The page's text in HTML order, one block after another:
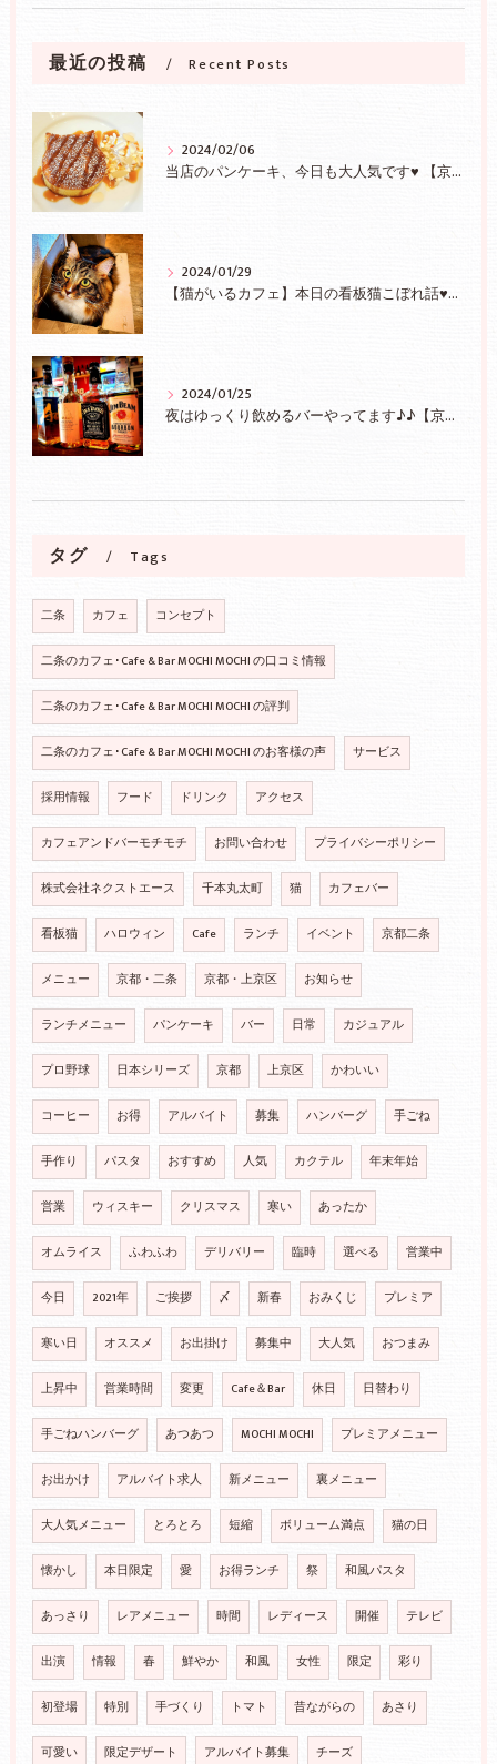
最近の投稿 Recent Posts
2024/02/06
当店のパンケーキ、今日も大人気です♥ 【京都/二条】
2024/01/29
【猫がいるカフェ】本日の看板猫こぼれ話♥【京都/二条】
2024/01/25
夜はゆっくり飲めるバーやってます♪♪【京都/二条】
タグ Tags
二条 カフェ コンセプト
二条のカフェ･Cafe & Bar MOCHI MOCHI の口コミ情報
二条のカフェ･Cafe & Bar MOCHI MOCHI の評判
二条のカフェ･Cafe & Bar MOCHI MOCHI のお客様の声 サービス
採用情報 フード ドリンク アクセス
カフェアンドバーモチモチ お問い合わせ プライバシーポリシー
株式会社ネクストエース 千本丸太町 猫 カフェバー
看板猫 ハロウィン Cafe ランチ イベント 京都二条
メニュー 京都・二条 京都・上京区 お知らせ
ランチメニュー パンケーキ バー 日常 カジュアル
プロ野球 日本シリーズ 京都 上京区 かわいい
コーヒー お得 アルバイト 募集 ハンバーグ 手ごね
手作り パスタ おすすめ 人気 カクテル 年末年始
営業 ウィスキー クリスマス 寒い あったか
オムライス ふわふわ デリバリー 臨時 選べる 営業中
今日 2021年 ご挨拶 〆 新春 おみくじ プレミア
寒い日 オススメ お出掛け 募集中 大人気 おつまみ
上昇中 営業時間 変更 Cafe＆Bar 休日 日替わり
手ごねハンバーグ あつあつ MOCHI MOCHI プレミアメニュー
お出かけ アルバイト求人 新メニュー 裏メニュー
大人気メニュー とろとろ 短縮 ボリューム満点 猫の日
懐かし 本日限定 愛 お得ランチ 祭 和風パスタ
あっさり レアメニュー 時間 レディース 開催 テレビ
出演 情報 春 鮮やか 和風 女性 限定 彩り
初登場 特別 手づくり トマト 昔ながらの あさり
可愛い 限定デザート アルバイト募集 チーズ